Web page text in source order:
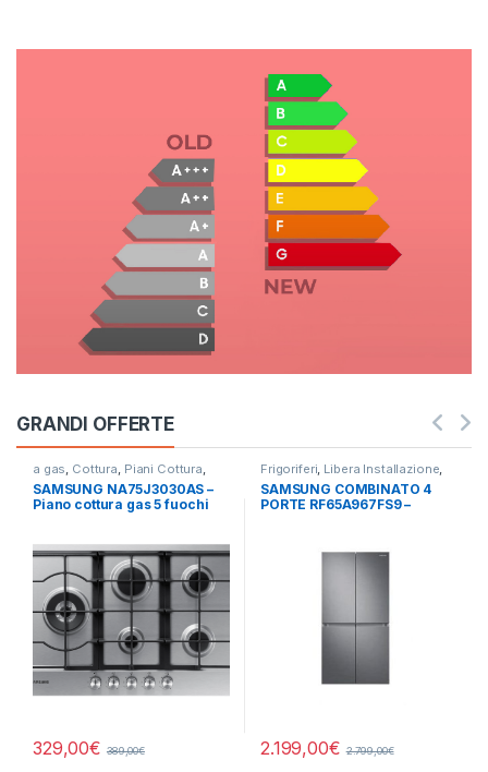
GRANDI OFFERTE
a gas, Cottura, Piani Cottura,
SAMSUNG
SAMSUNG NA75J3030AS –
Piano cottura gas 5 fuochi
329,00€ 389,00€
Frigoriferi, Libera Installazione,
SAMSUNG, Side by Side 4 Porte
SAMSUNG COMBINATO 4
PORTE RF65A967FS9 –
2.199,00€ 2.799,00€